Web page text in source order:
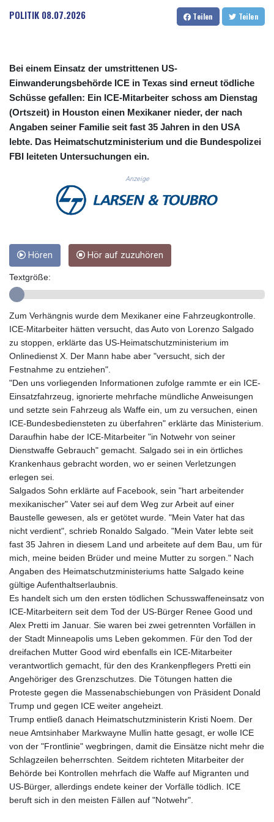
CUC 1.156136
CUP 30.637594
DKK 7.477932
DOP 67.289164
DZD 152.967099
EGP 57.380687
ERN 17.342035
ETB 186.049588
FJD 2.553384
GBP 0.858527
GEL 3.017966
GGP 0.857252
GMD 84.980421
GNF 10123.874202
GYD 241.157003
HNL 30.895616
HRK 7.536622
HTG 150.718127
HUF 363.096405
ILS 3.468234
IMP 0.857252
INR 110.076256
IQD 1509.981237
IRR
1590322.371805
ISK 142.598215
JMD 183.057725
JOD 0.819746
JPY 182.445186
KES 149.158147
KGS 101.104505
KHR 4681.941823
KMF 492.514185
KWD 0.356853
KYD 0.960588
KZT 540.233287
LAK 26025.676609
LBP
103223.017367
LKR 386.635196
LRD 208.057415
LSL 18.726567
LTL 3.413768
LVL 0.699335
LYD 7.331909
MAD 10.743067
MDL 20.044751
MGA 4918.938878
MKD 61.524236
POLITIK 08.07.2026 Teilen Teilen
Bei einem Einsatz der umstrittenen US-
Einwanderungsbehörde ICE in Texas sind erneut tödliche
Schüsse gefallen: Ein ICE-Mitarbeiter schoss am Dienstag
(Ortszeit) in Houston einen Mexikaner nieder, der nach
Angaben seiner Familie seit fast 35 Jahren in den USA
lebte. Das Heimatschutzministerium und die Bundespolizei
FBI leiteten Untersuchungen ein.
Anzeige
Hören Hör auf zuzuhören
Textgröße:
Zum Verhängnis wurde dem Mexikaner eine Fahrzeugkontrolle.
ICE-Mitarbeiter hätten versucht, das Auto von Lorenzo Salgado
zu stoppen, erklärte das US-Heimatschutzministerium im
Onlinedienst X. Der Mann habe aber "versucht, sich der
Festnahme zu entziehen".
"Den uns vorliegenden Informationen zufolge rammte er ein ICE-
Einsatzfahrzeug, ignorierte mehrfache mündliche Anweisungen
und setzte sein Fahrzeug als Waffe ein, um zu versuchen, einen
ICE-Bundesbediensteten zu überfahren" erklärte das Ministerium.
Daraufhin habe der ICE-Mitarbeiter "in Notwehr von seiner
Dienstwaffe Gebrauch" gemacht. Salgado sei in ein örtliches
Krankenhaus gebracht worden, wo er seinen Verletzungen
erlegen sei.
Salgados Sohn erklärte auf Facebook, sein "hart arbeitender
mexikanischer" Vater sei auf dem Weg zur Arbeit auf einer
Baustelle gewesen, als er getötet wurde. "Mein Vater hat das
nicht verdient", schrieb Ronaldo Salgado. "Mein Vater lebte seit
fast 35 Jahren in diesem Land und arbeitete auf dem Bau, um für
mich, meine beiden Brüder und meine Mutter zu sorgen." Nach
Angaben des Heimatschutzministeriums hatte Salgado keine
gültige Aufenthaltserlaubnis.
Es handelt sich um den ersten tödlichen Schusswaffeneinsatz von
ICE-Mitarbeitern seit dem Tod der US-Bürger Renee Good und
Alex Pretti im Januar. Sie waren bei zwei getrennten Vorfällen in
der Stadt Minneapolis ums Leben gekommen. Für den Tod der
dreifachen Mutter Good wird ebenfalls ein ICE-Mitarbeiter
verantwortlich gemacht, für den des Krankenpflegers Pretti ein
Angehöriger des Grenzschutzes. Die Tötungen hatten die
Proteste gegen die Massenabschiebungen von Präsident Donald
Trump und gegen ICE weiter angeheizt.
Trump entließ danach Heimatschutzministerin Kristi Noem. Der
neue Amtsinhaber Markwayne Mullin hatte gesagt, er wolle ICE
von der "Frontlinie" wegbringen, damit die Einsätze nicht mehr die
Schlagzeilen beherrschten. Seitdem richteten Mitarbeiter der
Behörde bei Kontrollen mehrfach die Waffe auf Migranten und
US-Bürger, allerdings endete keiner der Vorfälle tödlich. ICE
beruft sich in den meisten Fällen auf "Notwehr".